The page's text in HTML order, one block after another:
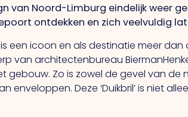
van Noord-Limburg eindelijk weer
ontdekken en zich veelvuldig
een icoon en als destinatie meer
van architectenbureau
gebouw. Zo is zowel de gevel van
enveloppen. Deze ‘Duikbril’ is niet